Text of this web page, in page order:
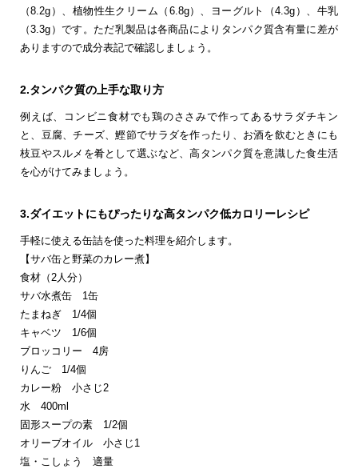
（8.2g）、植物性生クリーム（6.8g）、ヨーグルト（4.3g）、牛乳
（3.3g）です。ただ乳製品は各商品によりタンパク質含有量に差が
ありますので成分表記で確認しましょう。
2.タンパク質の上手な取り方
例えば、コンビニ食材でも鶏のささみで作ってあるサラダチキン
と、豆腐、チーズ、鰹節でサラダを作ったり、お酒を飲むときにも
枝豆やスルメを肴として選ぶなど、高タンパク質を意識した食生活
を心がけてみましょう。
3.ダイエットにもぴったりな高タンパク低カロリーレシピ
手軽に使える缶詰を使った料理を紹介します。
【サバ缶と野菜のカレー煮】
食材（2人分）
サバ水煮缶 1缶
たまねぎ 1/4個
キャベツ 1/6個
ブロッコリー 4房
りんご 1/4個
カレー粉 小さじ2
水 400ml
固形スープの素 1/2個
オリーブオイル 小さじ1
塩・こしょう 適量